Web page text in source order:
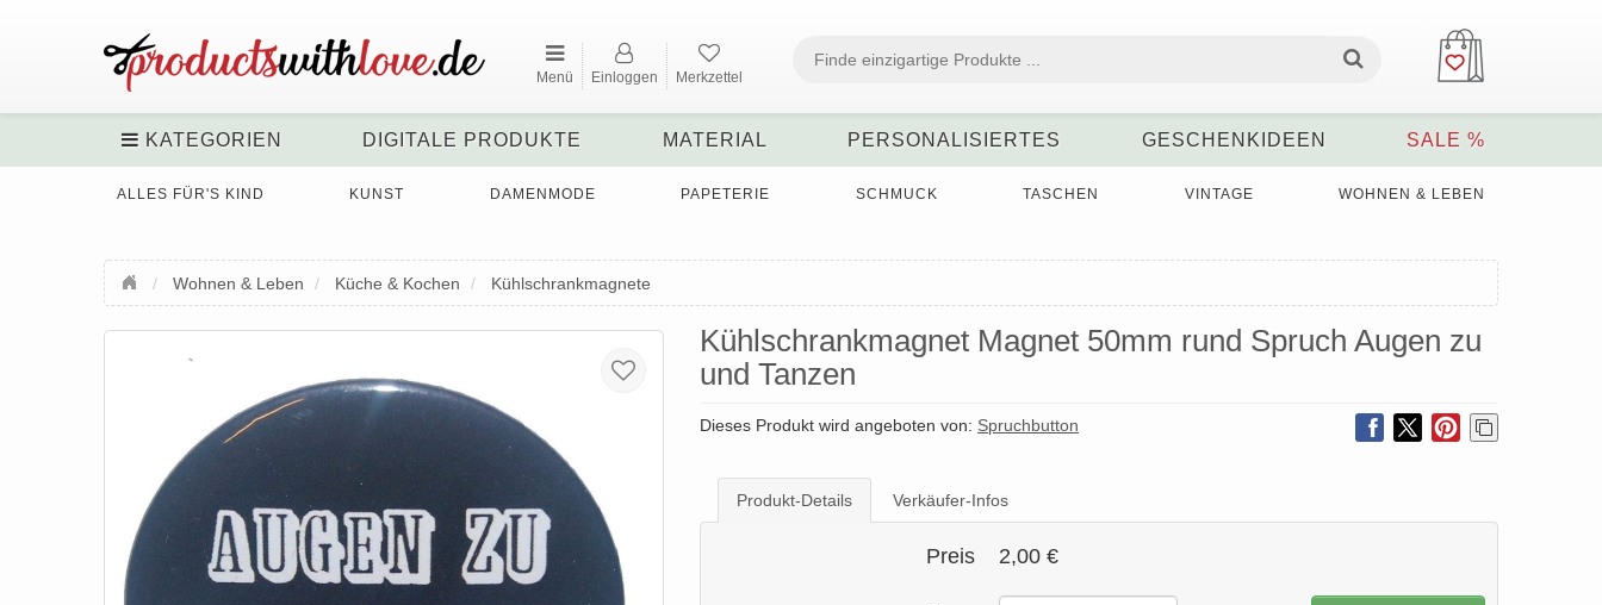
Menü Einloggen Merkzettel
KATEGORIEN DIGITALE PRODUKTE MATERIAL PERSONALISIERTES GESCHENKIDEEN SALE %
ALLES FÜR'S KIND KUNST DAMENMODE PAPETERIE SCHMUCK TASCHEN VINTAGE WOHNEN & LEBEN
Wohnen & Leben Küche & Kochen Kühlschrankmagnete
Kühlschrankmagnet Magnet 50mm rund Spruch Augen zu
und Tanzen
Dieses Produkt wird angeboten von: Spruchbutton
Produkt-Details Verkäufer-Infos
Preis 2,00 €